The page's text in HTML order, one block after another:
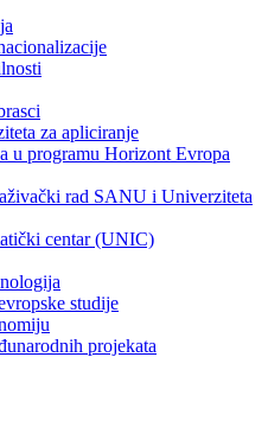
za apliciranje
u programu Horizont Evropa
rad SANU i Univerziteta
centar (UNIC)
studije
projekata